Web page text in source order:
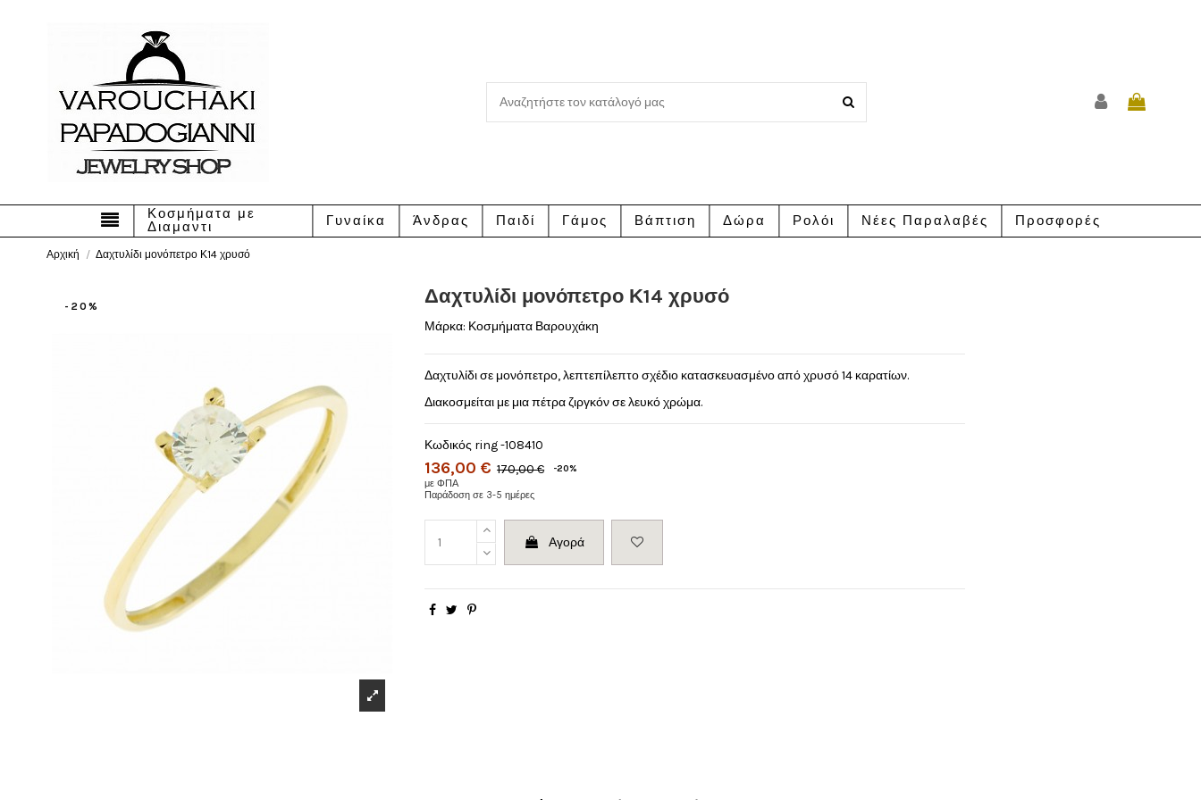
Κοσμήματα με
Διαμαντι
Γυναίκα Άνδρας Παιδί Γάμος Βάπτιση Δώρα Ρολόι Νέες Παραλαβές Προσφορές
Αρχική Δαχτυλίδι μονόπετρο Κ14 χρυσό
-20% Δαχτυλίδι μονόπετρο Κ14 χρυσό
Μάρκα: Κοσμήματα Βαρουχάκη
Δαχτυλίδι σε μονόπετρο, λεπτεπίλεπτο σχέδιο κατασκευασμένο από χρυσό 14 καρατίων.
Διακοσμείται με μια πέτρα ζιργκόν σε λευκό χρώμα.
Κωδικός ring -108410
136,00 € 170,00 €
-20%
με ΦΠΑ
Παράδοση σε 3-5 ημέρες
Αγορά